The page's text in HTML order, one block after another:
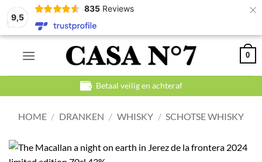
9,5
835 Reviews ×
Ga
0
Betaal veilig en achteraf
HOME / DRANKEN / WHISKY / SCHOTSE WHISKY